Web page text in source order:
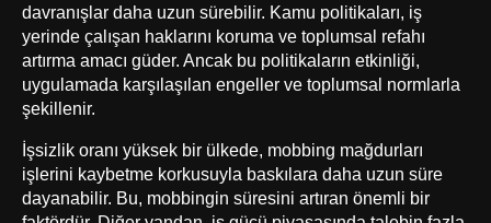
davranışlar daha uzun sürebilir. Kamu politikaları, iş
yerinde çalışan haklarını koruma ve toplumsal refahı
artırma amacı güder. Ancak bu politikaların etkinliği,
uygulamada karşılaşılan engeller ve toplumsal normlarla
şekillenir.
İşsizlik oranı yüksek bir ülkede, mobbing mağdurları
işlerini kaybetme korkusuyla baskılara daha uzun süre
dayanabilir. Bu, mobbingin süresini artıran önemli bir